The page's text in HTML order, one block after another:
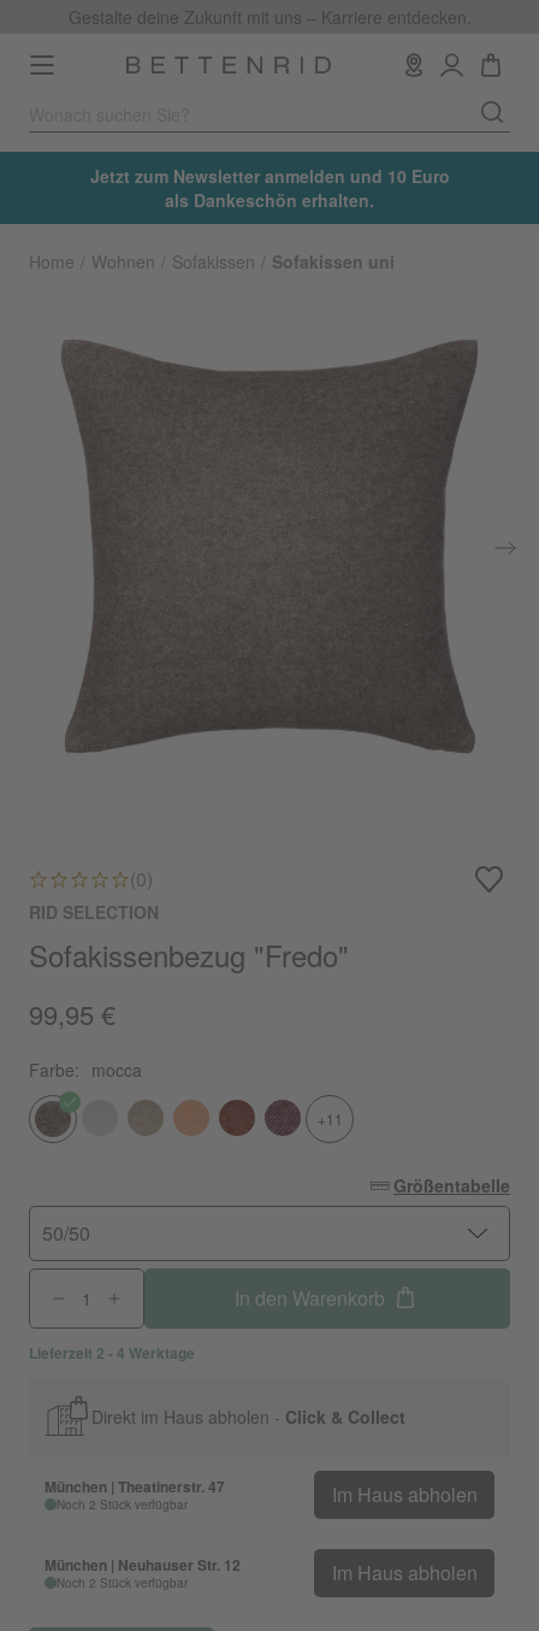
Gestalte deine Zukunft mit uns – Karriere entdecken.
Toggle
navigation
Jetzt zum Newsletter anmelden und 10 Euro
als Dankeschön erhalten.
Home Wohnen Sofakissen Sofakissen uni
(0)
RID SELECTION
Sofakissenbezug "Fredo"
99,95 €
Farbe: mocca
+11
Größentabelle
50/50
In den Warenkorb
Lieferzeit 2 - 4 Werktage
Direkt im Haus abholen - Click & Collect
München | Theatinerstr. 47
Noch 2 Stück verfügbar Im Haus abholen
München | Neuhauser Str. 12
Noch 2 Stück verfügbar Im Haus abholen